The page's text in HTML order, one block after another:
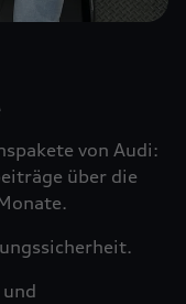
von Audi:
über die